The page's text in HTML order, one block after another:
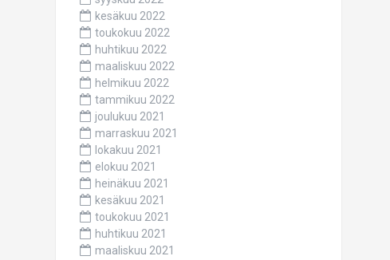
kesäkuu 2022
toukokuu 2022
huhtikuu 2022
maaliskuu 2022
helmikuu 2022
tammikuu 2022
joulukuu 2021
marraskuu 2021
lokakuu 2021
elokuu 2021
heinäkuu 2021
kesäkuu 2021
toukokuu 2021
huhtikuu 2021
maaliskuu 2021